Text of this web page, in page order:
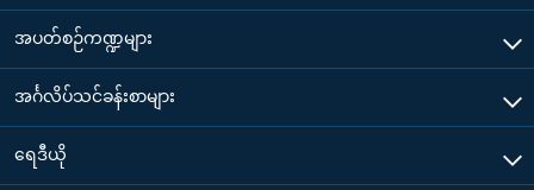
အပတ်စဉ်ကဏ္ဍများ
အင်္ဂလိပ်သင်ခန်းစာများ
ရေဒီယို